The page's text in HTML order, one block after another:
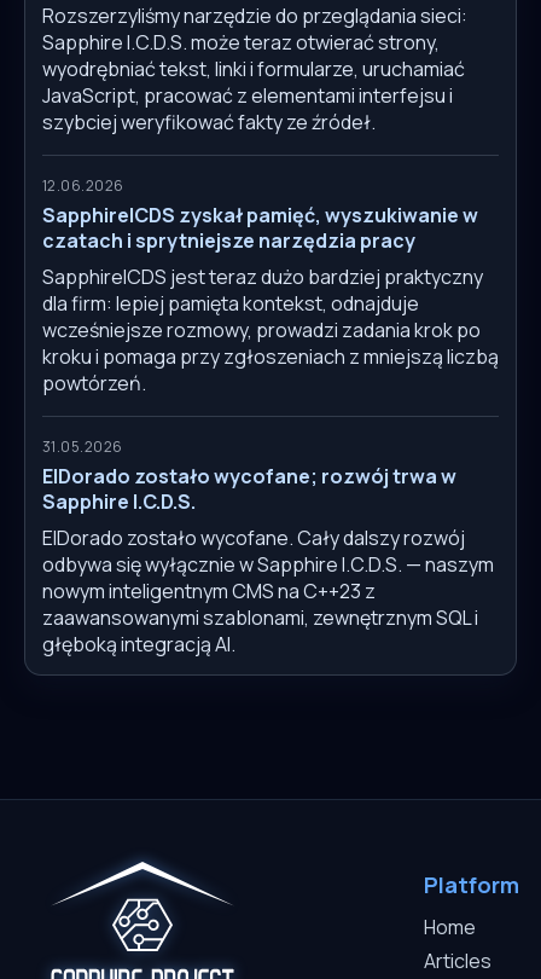
Rozszerzyliśmy narzędzie do przeglądania sieci:
Sapphire I.C.D.S. może teraz otwierać strony,
wyodrębniać tekst, linki i formularze, uruchamiać
JavaScript, pracować z elementami interfejsu i
szybciej weryfikować fakty ze źródeł.
12.06.2026
SapphireICDS zyskał pamięć, wyszukiwanie w
czatach i sprytniejsze narzędzia pracy
SapphireICDS jest teraz dużo bardziej praktyczny
dla firm: lepiej pamięta kontekst, odnajduje
wcześniejsze rozmowy, prowadzi zadania krok po
kroku i pomaga przy zgłoszeniach z mniejszą liczbą
powtórzeń.
31.05.2026
ElDorado zostało wycofane; rozwój trwa w
Sapphire I.C.D.S.
ElDorado zostało wycofane. Cały dalszy rozwój
odbywa się wyłącznie w Sapphire I.C.D.S. — naszym
nowym inteligentnym CMS na C++23 z
zaawansowanymi szablonami, zewnętrznym SQL i
głęboką integracją AI.
Platform
Home
Articles